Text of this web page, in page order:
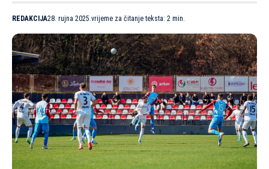
REDAKCIJA28. rujna 2025.vrijeme za čitanje teksta: 2 min.